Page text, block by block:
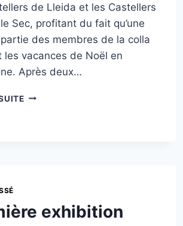
de Lleida et les Castellers
Sec, profitant du fait qu’une
des membres de la colla
les vacances de Noël en
Après deux…
RÉPÉTITION
PARRAINS
exhibition